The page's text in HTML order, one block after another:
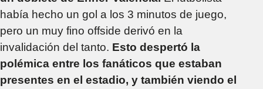
había hecho un gol a los 3 minutos de juego,
pero un muy fino offside derivó en la
invalidación del tanto. Esto despertó la
polémica entre los fanáticos que estaban
presentes en el estadio, y también viendo el